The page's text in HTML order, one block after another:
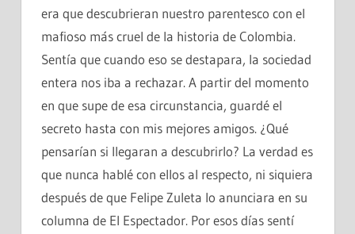
era que descubrieran nuestro parentesco con el
mafioso más cruel de la historia de Colombia.
Sentía que cuando eso se destapara, la sociedad
entera nos iba a rechazar. A partir del momento
en que supe de esa circunstancia, guardé el
secreto hasta con mis mejores amigos. ¿Qué
pensarían si llegaran a descubrirlo? La verdad es
que nunca hablé con ellos al respecto, ni siquiera
después de que Felipe Zuleta lo anunciara en su
columna de El Espectador. Por esos días sentí